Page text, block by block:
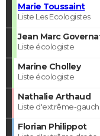
Marie Toussaint
Liste Les Ecologistes
Jean Marc
Liste écologiste
Marine Cholley
Liste écologiste
Nathalie Arthaud
Liste d'extrême-
Florian Philippot